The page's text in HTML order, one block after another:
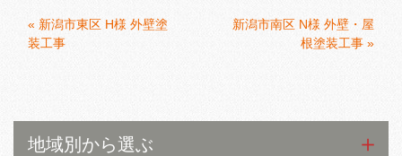
« 新潟市東区 H様 外壁塗
装工事
新潟市南区 N様 外壁・屋
根塗装工事 »
地域別から選ぶ